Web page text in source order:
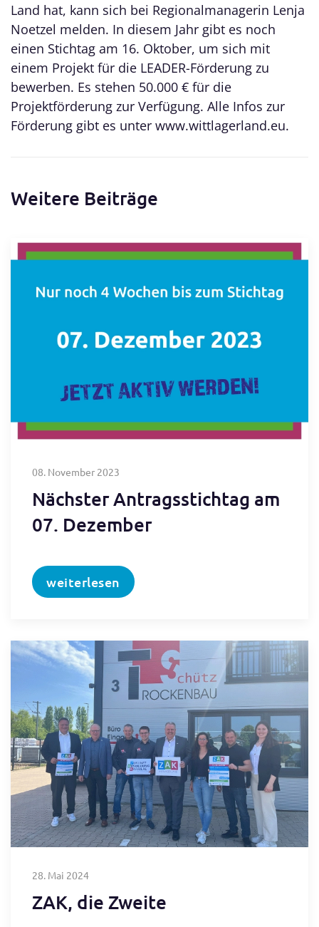
Land hat, kann sich bei Regionalmanagerin Lenja
Noetzel melden. In diesem Jahr gibt es noch
einen Stichtag am 16. Oktober, um sich mit
einem Projekt für die LEADER-Förderung zu
bewerben. Es stehen 50.000 € für die
Projektförderung zur Verfügung. Alle Infos zur
Förderung gibt es unter www.wittlagerland.eu.
Weitere Beiträge
08. November 2023
Nächster Antragsstichtag am
07. Dezember
weiterlesen
28. Mai 2024
ZAK, die Zweite